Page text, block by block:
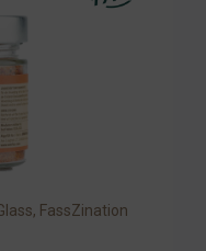
FassZination